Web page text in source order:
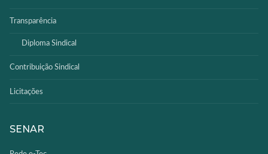
Transparência
Diploma Sindical
Contribuição Sindical
Licitações
SENAR